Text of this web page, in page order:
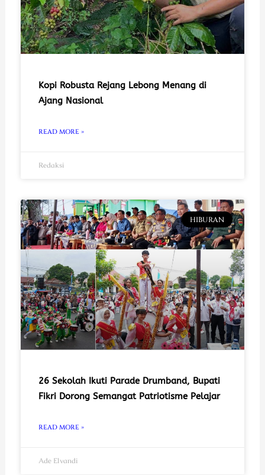
Kopi Robusta Rejang Lebong Menang di
Ajang Nasional
READ MORE »
Redaksi
HIBURAN
26 Sekolah Ikuti Parade Drumband, Bupati
Fikri Dorong Semangat Patriotisme Pelajar
READ MORE »
Ade Elvandi